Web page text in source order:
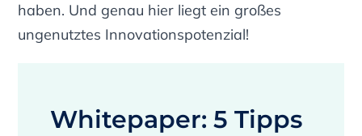
haben. Und genau hier liegt ein großes
ungenutztes Innovationspotenzial!
Whitepaper: 5 Tipps